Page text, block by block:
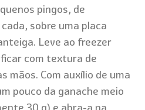
pingos, de
sobre uma placa
Leve ao freezer
com textura de
mãos. Com auxílio de uma
pouco da ganache meio